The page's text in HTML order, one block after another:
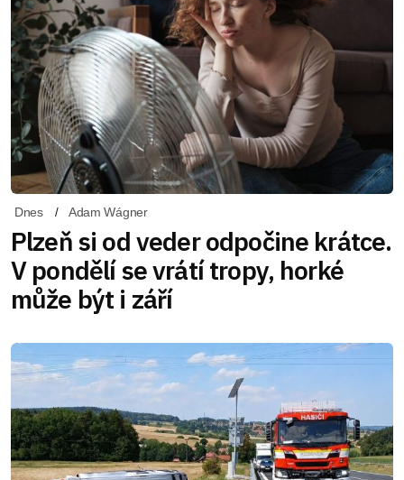
Dnes Adam Wágner
Plzeň si od veder odpočine krátce.
V pondělí se vrátí tropy, horké
může být i září